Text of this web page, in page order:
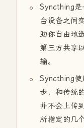
Syncthing是
台设备之间
助你自由地
第三方共享
输。
Syncthing使
步，和传统
并不会上传
所指定的几